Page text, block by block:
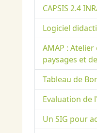
CAPSIS 2.4
Logiciel
AMAP :
paysages et
Tableau de
Evaluation de
Un SIG pour